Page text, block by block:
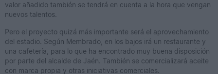
valor añadido también se tendrá en cuenta a la hora que vengan
nuevos talentos.
Pero el proyecto quizá más importante será el aprovechamiento
del estadio. Según Membrado, en los bajos irá un restaurante y
una cafetería, para lo que ha encontrado muy buena disposición
por parte del alcalde de Jaén. También se comercializará aceite
con marca propia y otras iniciativas comerciales.